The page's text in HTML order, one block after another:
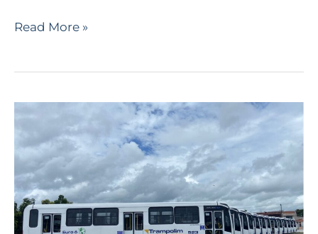
Read More »
Trampolim
Vitória
é
destaque
em